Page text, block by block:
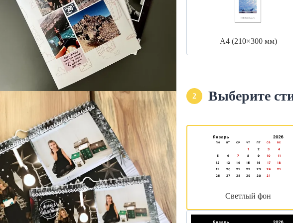
А4 (210×300 мм)
2 Выберите
Светлый фон